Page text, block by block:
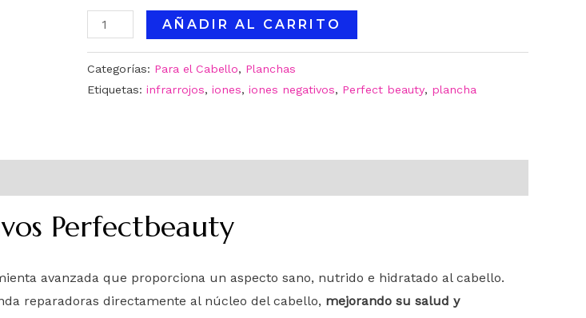
AÑADIR AL CARRITO
Categorías: Para el Cabello, Planchas
Etiquetas: infrarrojos, iones, iones negativos, Perfect beauty, plancha
Perfectbeauty
avanzada que proporciona un aspecto sano, nutrido e hidratado al cabello.
reparadoras directamente al núcleo del cabello, mejorando su salud y